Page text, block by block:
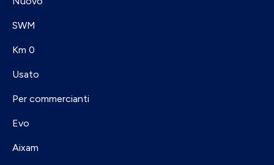
SWM
Km 0
Usato
Per commercianti
Evo
Aixam